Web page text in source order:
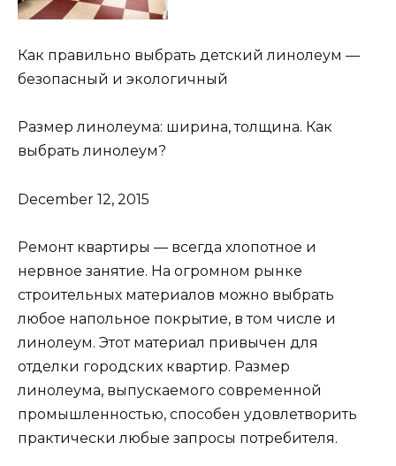
Как правильно выбрать детский линолеум —
безопасный и экологичный
Размер линолеума: ширина, толщина. Как
выбрать линолеум?
December 12, 2015
Ремонт квартиры — всегда хлопотное и
нервное занятие. На огромном рынке
строительных материалов можно выбрать
любое напольное покрытие, в том числе и
линолеум. Этот материал привычен для
отделки городских квартир. Размер
линолеума, выпускаемого современной
промышленностью, способен удовлетворить
практически любые запросы потребителя.